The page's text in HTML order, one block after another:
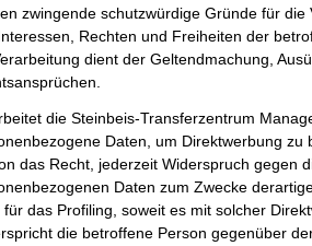
zwingende schutzwürdige Gründe für
Rechten und Freiheiten der
dient der Geltendmachung,
die Steinbeis-Transferzentrum
Daten, um Direktwerbung
das Recht, jederzeit Widerspruch gegen
Daten zum Zwecke
für das Profiling, soweit es mit solcher
die betroffene Person gegenüber